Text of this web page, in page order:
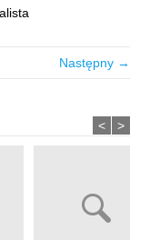
Następny →
< >